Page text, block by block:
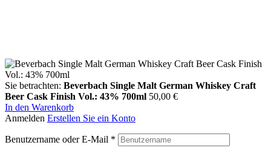
Sie betrachten: Beverbach Single Malt German Whiskey Craft
Beer Cask Finish Vol.: 43% 700ml 50,00 €
In den Warenkorb
Anmelden Erstellen Sie ein Konto
Benutzername oder E-Mail *